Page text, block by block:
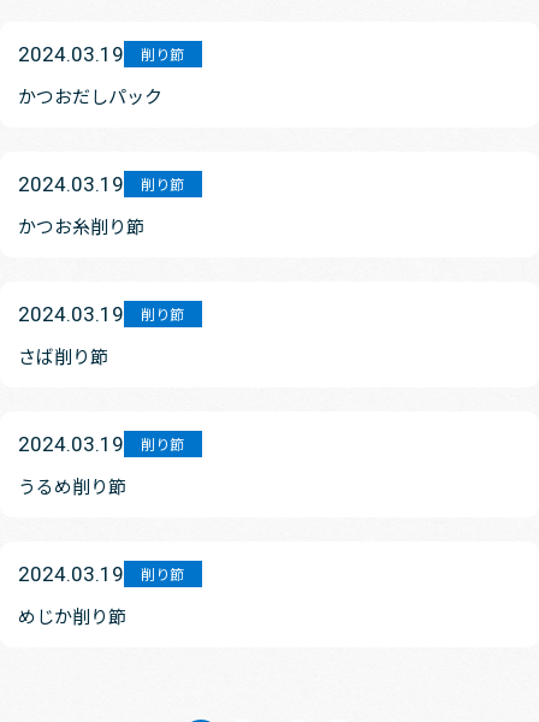
2024.03.19 削り節
かつおだしパック
2024.03.19 削り節
かつお糸削り節
2024.03.19 削り節
さば削り節
2024.03.19 削り節
うるめ削り節
2024.03.19 削り節
めじか削り節